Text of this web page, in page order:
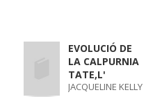
EVOLUCIÓ DE
LA CALPURNIA
TATE,L'
JACQUELINE KELLY